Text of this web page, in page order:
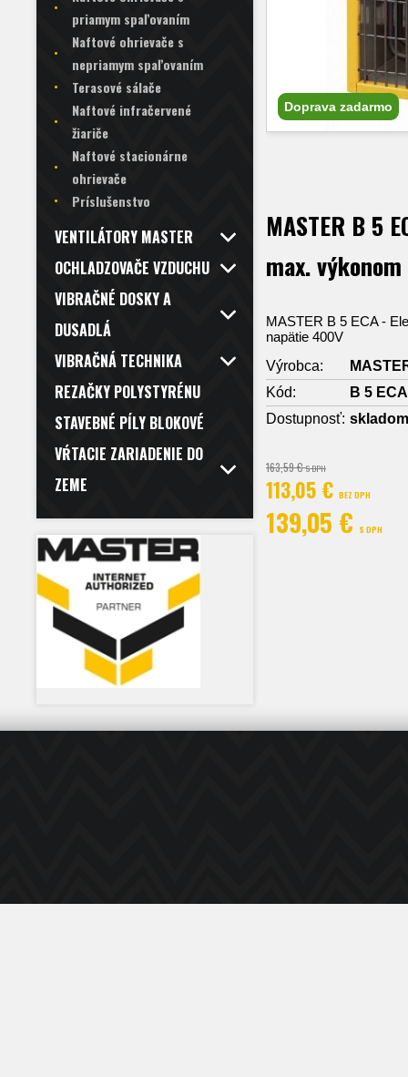
priamym spaľovaním
Naftové ohrievače s
nepriamym spaľovaním
Terasové sálače
Naftové infračervené
žiariče
Naftové stacionárne
ohrievače
Príslušenstvo
VENTILÁTORY MASTER
OCHLADZOVAČE VZDUCHU
VIBRAČNÉ DOSKY A
DUSADLÁ
VIBRAČNÁ TECHNIKA
REZAČKY POLYSTYRÉNU
STAVEBNÉ PÍLY BLOKOVÉ
VŔTACIE ZARIADENIE DO
ZEME
Doprava zadarmo
MASTER B 5
max.
MASTER B 5 ECA -
napätie 400V
Výrobca:
Kód:
B 5 ECA
Dostupnosť: skladom
163,59 €S DPH
113,05 € BEZ DPH
139,05 € S DPH